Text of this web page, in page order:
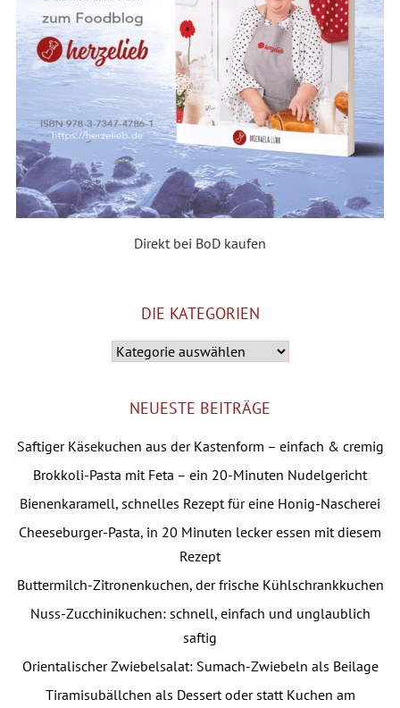
Direkt bei BoD kaufen
DIE KATEGORIEN
NEUESTE BEITRÄGE
Saftiger Käsekuchen aus der Kastenform – einfach & cremig
Brokkoli-Pasta mit Feta – ein 20-Minuten Nudelgericht
Bienenkaramell, schnelles Rezept für eine Honig-Nascherei
Cheeseburger-Pasta, in 20 Minuten lecker essen mit diesem
Rezept
Buttermilch-Zitronenkuchen, der frische Kühlschrankkuchen
Nuss-Zucchinikuchen: schnell, einfach und unglaublich
saftig
Orientalischer Zwiebelsalat: Sumach-Zwiebeln als Beilage
Tiramisubällchen als Dessert oder statt Kuchen am